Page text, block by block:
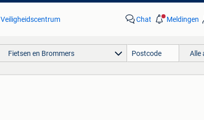
Veiligheidscentrum Chat Meldingen
Fietsen en Brommers Alle